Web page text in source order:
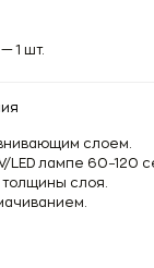
1 шт.
слоем.
LED лампе 60−120
слоя.
98-04